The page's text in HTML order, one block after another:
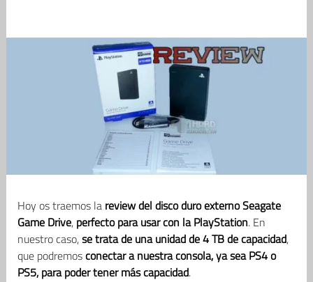
Hoy os traemos la review del disco duro externo Seagate
Game Drive, perfecto para usar con la PlayStation. En
nuestro caso,se trata de una unidad de 4 TB de capacidad,
que podremosconectar a nuestra consola, ya sea PS4 o
PS5, para poder tener más capacidad.